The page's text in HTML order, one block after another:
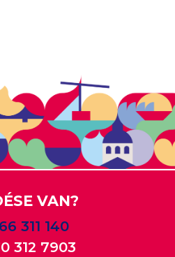
VAN?
311 140
312 7903